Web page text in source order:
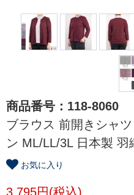
商品番号：118-8060
ブラウス 前開きシャ
ン ML/LL/3L 日本製 羽
お気に入り
3,795円(税込)